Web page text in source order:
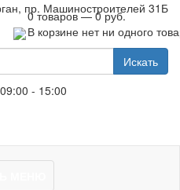
пр. Машиностроителей 31Б
Искать
- 15:00
0 товаров — 0 руб.
В корзине нет ни одного